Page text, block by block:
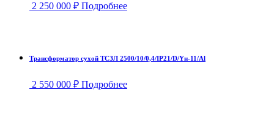
2 250 000 ₽ Подробнее
Трансформатор сухой ТСЗЛ 2500/10/0,4/IP21/D/Yн-11/Al
2 550 000 ₽ Подробнее